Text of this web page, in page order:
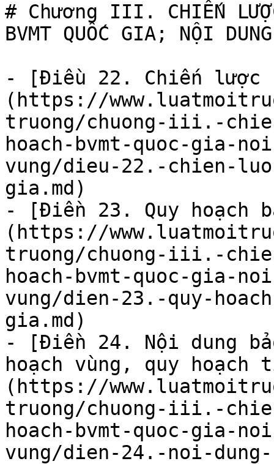
# Chương III. CHIẾN LƯỢC
BVMT QUỐC GIA; NỘI
- [Điều 22. Chiến lược
(https://
truong/chuong-iii.-
hoach-bvmt-quoc-gia-
vung/dieu-22.-chien-
gia.md)
- [Điền 23. Quy hoạch
(https://
truong/chuong-iii.-
hoach-bvmt-quoc-gia-
vung/dien-23.-quy-
gia.md)
- [Điền 24. Nội dung
hoạch vùng, quy hoạch
(https://
truong/chuong-iii.-
hoach-bvmt-quoc-gia-
vung/dien-24.-noi-